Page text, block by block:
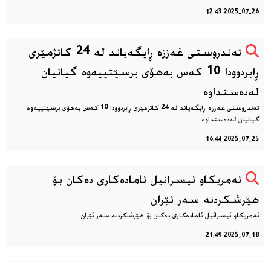
2025-07-26 12:43
‎تەندروستی غەززە ڕایگەیاند لە 24 کاتژمێری
ڕابردوودا 10 کەس بەهۆی برسێتییەوە گیانیان
لەدەستداوە
‎تەندروستی غەززە ڕایگەیاند لە 24 کاتژمێری ڕابردوودا 10 کەس بەهۆی برسێتییەوە
گیانیان لەدەستداوە
2025-07-25 16:44
ئەمریکاو ئیسرائیل ئامادەکاری دەکان بۆ
هێرشکردنە سەر ئێران
ئەمریکاو ئیسرائیل ئامادەکاری دەکان بۆ هێرشکردنە سەر ئێران
2025-07-18 21:49